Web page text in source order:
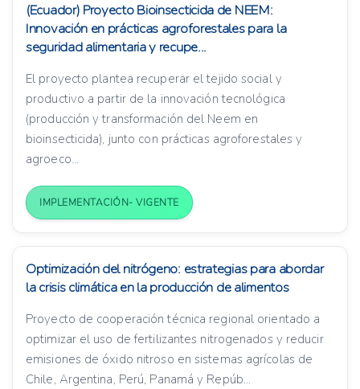
(Ecuador) Proyecto Bioinsecticida de NEEM:
Innovación en prácticas agroforestales para la
seguridad alimentaria y recupe...
El proyecto plantea recuperar el tejido social y
productivo a partir de la innovación tecnológica
(producción y transformación del Neem en
bioinsecticida), junto con prácticas agroforestales y
agroeco...
IMPLEMENTACIÓN- VIGENTE
Optimización del nitrógeno: estrategias para abordar
la crisis climática en la producción de alimentos
Proyecto de cooperación técnica regional orientado a
optimizar el uso de fertilizantes nitrogenados y reducir
emisiones de óxido nitroso en sistemas agrícolas de
Chile, Argentina, Perú, Panamá y Repúb...